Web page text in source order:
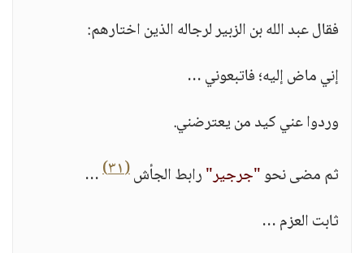
فقال عبد الله بن الزبير لرجاله الذين اختارهم:
إني ماض إليه؛ فاتبعوني …
وردوا عني كيد من يعترضني.
ثم مضى نحو"جرجير"رابط الجأش(٣١)
…
ثابت العزم …